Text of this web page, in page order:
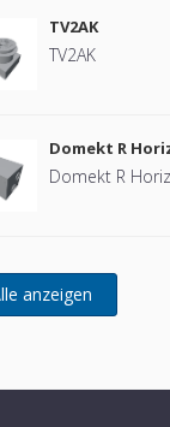
TV2AK
TV2AK
Domekt R
Domekt R